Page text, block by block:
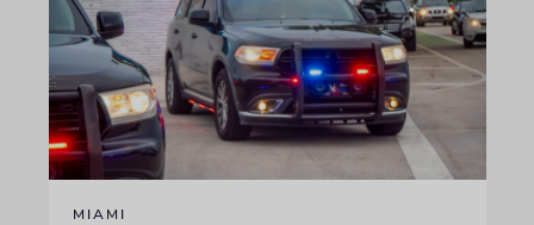
MIAMI